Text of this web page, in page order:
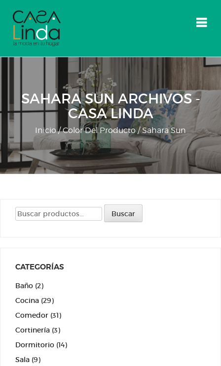
content
SAHARA SUN ARCHIVOS -
CASA LINDA
Inicio/ Color Del Producto / Sahara Sun
Buscar
por:
Buscar
CATEGORÍAS
Baño (2)
Cocina (29)
Comedor (31)
Cortinería (3)
Dormitorio (14)
Sala (9)